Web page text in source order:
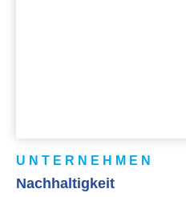
UNTERNEHMEN
Nachhaltigkeit